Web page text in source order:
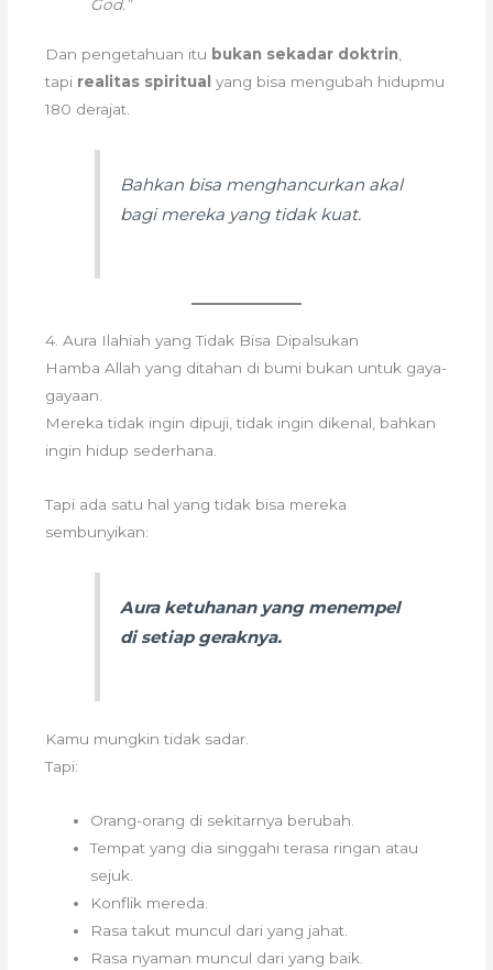
God.”
Dan pengetahuan itu bukan sekadar doktrin,
tapi realitas spiritual yang bisa mengubah hidupmu
180 derajat.
Bahkan bisa menghancurkan akal
bagi mereka yang tidak kuat.
4. Aura Ilahiah yang Tidak Bisa Dipalsukan
Hamba Allah yang ditahan di bumi bukan untuk gaya-
gayaan.
Mereka tidak ingin dipuji, tidak ingin dikenal, bahkan
ingin hidup sederhana.
Tapi ada satu hal yang tidak bisa mereka
sembunyikan:
Aura ketuhanan yang menempel
di setiap geraknya.
Kamu mungkin tidak sadar.
Tapi:
Orang-orang di sekitarnya berubah.
Tempat yang dia singgahi terasa ringan atau
sejuk.
Konflik mereda.
Rasa takut muncul dari yang jahat.
Rasa nyaman muncul dari yang baik.